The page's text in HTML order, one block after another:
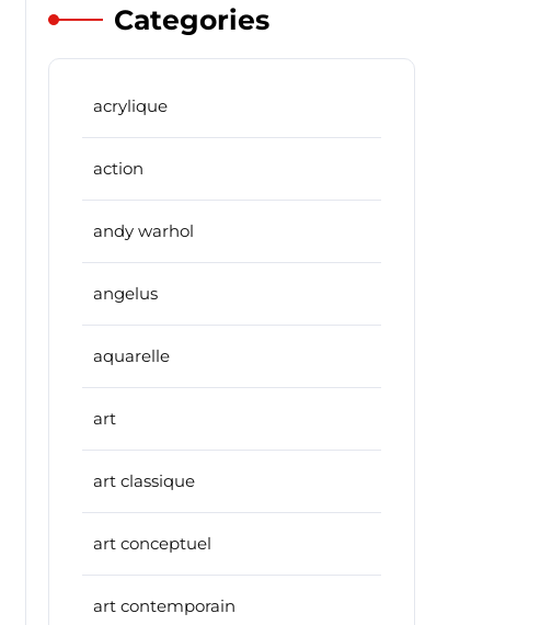
Categories
acrylique
action
andy warhol
angelus
aquarelle
art
art classique
art conceptuel
art contemporain